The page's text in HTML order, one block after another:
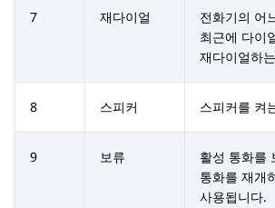
7 재다이얼
전화기의 어
최근에 다이
재다이얼하
8 스피커 스피커를 켜
9 보류
활성 통화를
통화를 재개
사용됩니다.